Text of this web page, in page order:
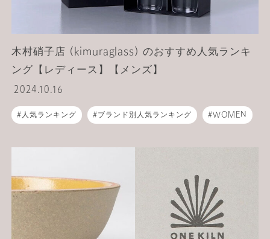
木村硝子店 (kimuraglass) のおすすめ人気ランキ
ング【レディース】【メンズ】
2024.10.16
人気ランキング ブランド別人気ランキング WOMEN